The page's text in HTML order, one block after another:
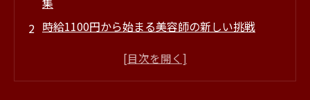
時給1100円から始まる美容師の新しい挑戦
育児と仕事を両立！ママさん美容師の活躍の場